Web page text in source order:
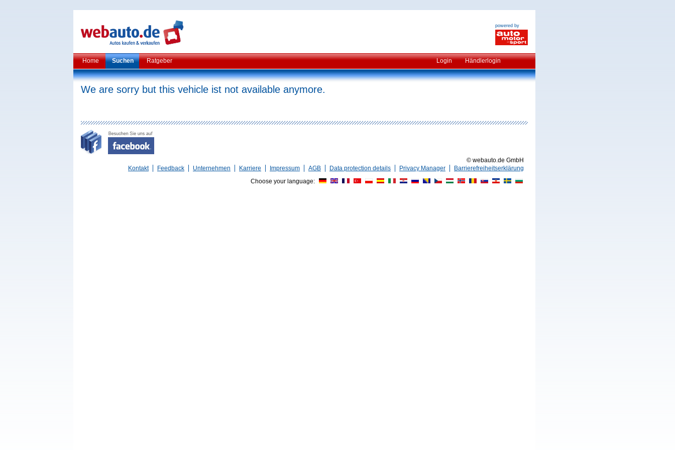
powered by
Home Suchen Ratgeber Login Händlerlogin
We are sorry but this vehicle ist not available anymore.
© webauto.de GmbH
Kontakt
Feedback Unternehmen Karriere Impressum AGB Data protection details Privacy Manager
Barrierefreiheitserklärung
Choose your language: